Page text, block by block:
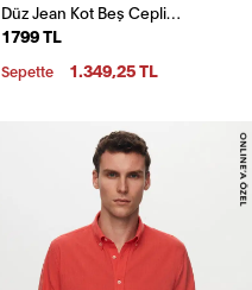
Düz Jean Kot Beş Cepli
Likralı Yıkamalı Denim
Pantolon
1799 TL
Sepette 1.349,25 TL